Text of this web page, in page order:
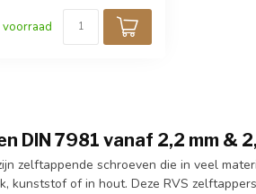
voorraad
DIN 7981 vanaf 2,2 mm &
zelftappende schroeven die in veel
of in hout. Deze RVS